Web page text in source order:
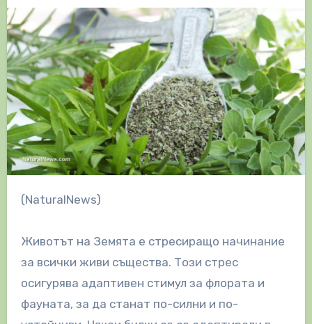
(NaturalNews)
Животът на Земята е стресиращо начинание
за всички живи същества. Този стрес
осигурява адаптивен стимул за флората и
фауната, за да станат по-силни и по-